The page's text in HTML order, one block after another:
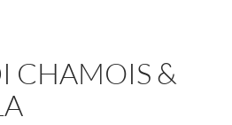
CHAMOIS &